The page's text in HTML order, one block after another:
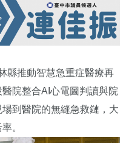
縣推動智慧急重症醫療再
院整合AI心電圖判讀與院
到醫院的無縫急救鏈，大
。